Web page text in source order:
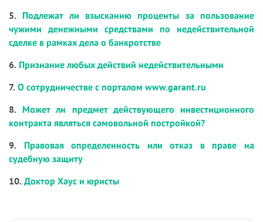
5. Подлежат ли взысканию проценты за пользование
чужими денежными средствами по недействительной
сделке в рамках дела о банкротстве
6. Признание любых действий недействительными
7. О сотрудничестве с порталом www.garant.ru
8. Может ли предмет действующего инвестиционного
контракта являться самовольной постройкой?
9. Правовая определенность или отказ в праве на
судебную защиту
10. Доктор Хаус и юристы